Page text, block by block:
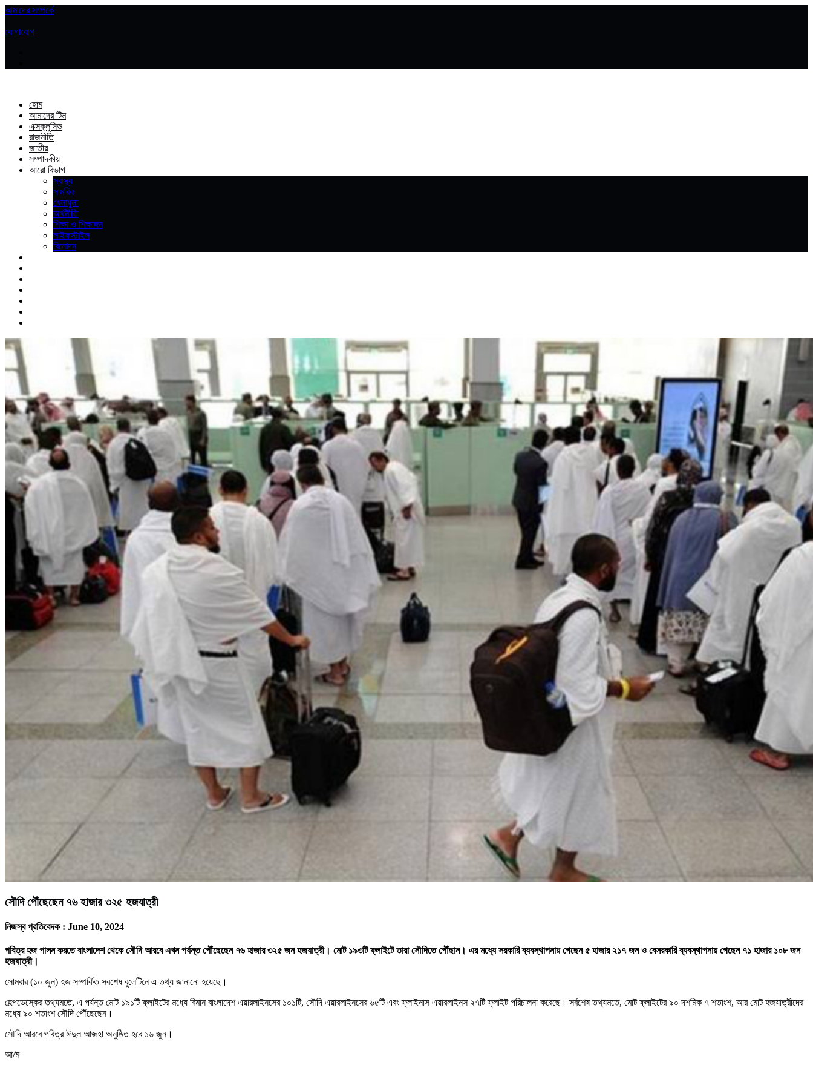
আমাদের সম্পর্কে
যোগাযোগ
হোম
আমাদের টিম
এক্সক্লুসিভ
রাজনীতি
জাতীয়
সম্পাদকীয়
আরো বিভাগ
স্বাস্থ্য
সামরিক
খেলাধুলা
অর্থনীতি
শিক্ষা ও শিক্ষাঙ্গন
লাইফস্টাইল
বিনোদন
সৌদি পৌঁছেছেন ৭৬ হাজার ৩২৫ হজযাত্রী
নিজস্ব প্রতিবেদক : June 10, 2024
পবিত্র হজ পালন করতে বাংলাদেশ থেকে সৌদি আরবে এখন পর্যন্ত পৌঁছেছেন ৭৬ হাজার ৩২৫ জন হজযাত্রী। মোট ১৯৩টি ফ্লাইটে তারা সৌদিতে পৌঁছান। এর মধ্যে সরকারি ব্যবস্থাপনায় গেছেন ৫ হাজার ২১৭ জন ও বেসরকারি ব্যবস্থাপনায় গেছেন ৭১ হাজার ১০৮ জন
হজযাত্রী।
সোমবার (১০ জুন) হজ সম্পর্কিত সবশেষ বুলেটিনে এ তথ্য জানানো হয়েছে।
হেল্পডেস্কের তথ্যমতে, এ পর্যন্ত মোট ১৯১টি ফ্লাইটের মধ্যে বিমান বাংলাদেশ এয়ারলাইনসের ১০১টি, সৌদি এয়ারলাইনসের ৬৫টি এবং ফ্লাইনাস এয়ারলাইনস ২৭টি ফ্লাইট পরিচালনা করেছে। সর্বশেষ তথ্যমতে, মোট ফ্লাইটের ৯০ দশমিক ৭ শতাংশ, আর মোট হজযাত্রীদের
মধ্যে ৯০ শতাংশ সৌদি পৌঁছেছেন।
সৌদি আরবে পবিত্র ঈদুল আজহা অনুষ্ঠিত হবে ১৬ জুন।
আ/ম